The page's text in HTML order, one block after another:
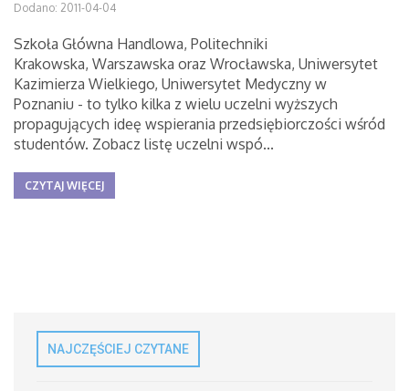
Dodano: 2011-04-04
Szkoła Główna Handlowa, Politechniki
Krakowska, Warszawska oraz Wrocławska, Uniwersytet
Kazimierza Wielkiego, Uniwersytet Medyczny w
Poznaniu - to tylko kilka z wielu uczelni wyższych
propagujących ideę wspierania przedsiębiorczości wśród
studentów. Zobacz listę uczelni wspó...
CZYTAJ WIĘCEJ
NAJCZĘŚCIEJ CZYTANE